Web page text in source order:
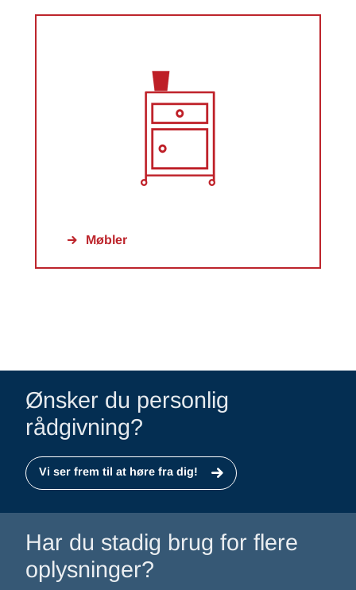
Møbler
Ønsker du personlig
rådgivning?
Vi ser frem til at høre fra dig!
Har du stadig brug for flere
oplysninger?